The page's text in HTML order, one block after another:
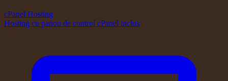
cPanel Hosting
Hosting cu panou de control cPanel inclus